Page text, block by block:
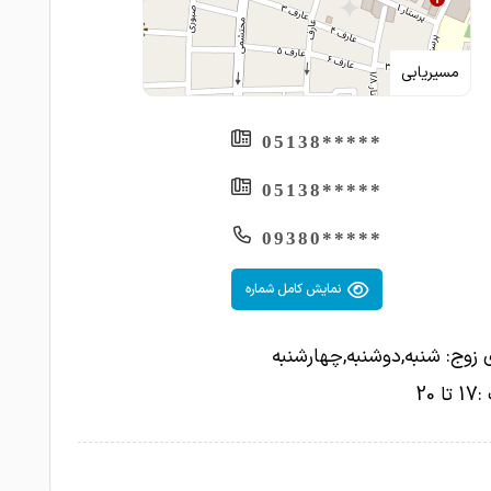
مسیریابی
*****05138
*****05138
*****09380
نمایش کامل شماره
زوج: شنبه,دوشنبه,چهارشنبه